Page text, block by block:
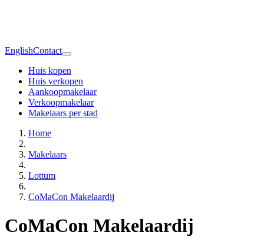
EnglishContact
Huis kopen
Huis verkopen
Aankoopmakelaar
Verkoopmakelaar
Makelaars per stad
Home
Makelaars
Lottum
CoMaCon Makelaardij
CoMaCon Makelaardij